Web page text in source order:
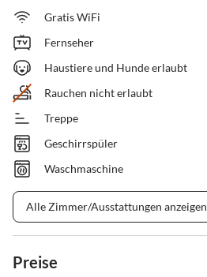
Gratis WiFi
Fernseher
Haustiere und Hunde erlaubt
Rauchen nicht erlaubt
Treppe
Geschirrspüler
Waschmaschine
Alle Zimmer/Ausstattungen anzeigen
Preise